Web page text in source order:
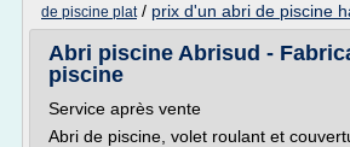
de piscine plat/ prix d'un abri de piscine
Abri piscine Abrisud -
piscine
Service après vente
Abri de piscine, volet roulant et